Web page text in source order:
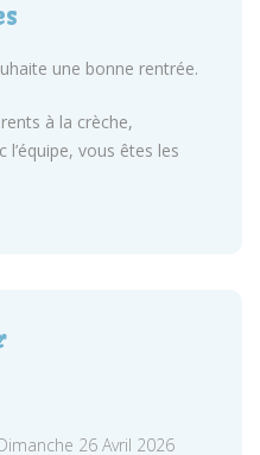
une bonne rentrée.
à la crèche,
l’équipe, vous êtes les
26 Avril 2026